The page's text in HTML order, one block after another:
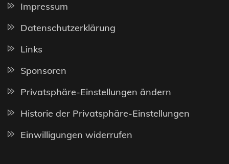
Impressum
Datenschutzerklärung
Links
Sponsoren
Privatsphäre-Einstellungen ändern
Historie der Privatsphäre-Einstellungen
Einwilligungen widerrufen